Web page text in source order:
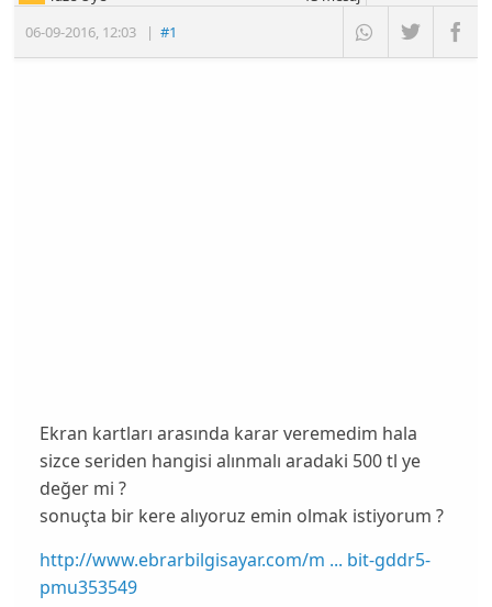
06-09-2016, 12:03 |#1
Ekran kartları arasında karar veremedim hala
sizce seriden hangisi alınmalı aradaki 500 tl ye
değer mi ?
sonuçta bir kere alıyoruz emin olmak istiyorum ?
http://www.ebrarbilgisayar.com/m ... bit-gddr5-
pmu353549